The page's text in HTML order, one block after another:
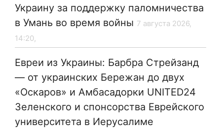
Украину за поддержку паломничества
в Умань во время войны 7 августа 2026,
14:20,
Евреи из Украины: Барбра Стрейзанд
— от украинских Бережан до двух
«Оскаров» и Амбасадорки UNITED24
Зеленского и спонсорства Еврейского
университета в Иерусалиме